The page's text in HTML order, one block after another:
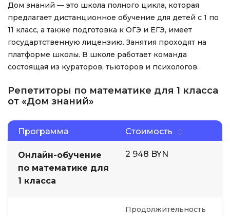
Дом знаний — это школа полного цикла, которая
предлагает дистанционное обучение для детей с 1 по
11 класс, а также подготовка к ОГЭ и ЕГЭ, имеет
государтственную лицензию. Занятия проходят на
платформе школы. В школе работает команда
состоящая из кураторов, тьюторов и психологов.
Репетиторы по математике для 1 класса
от «Дом знаний»
Программа Стоимость
Онлайн-обучение
по математике для
1 класса
2 948 BYN
Продолжительность